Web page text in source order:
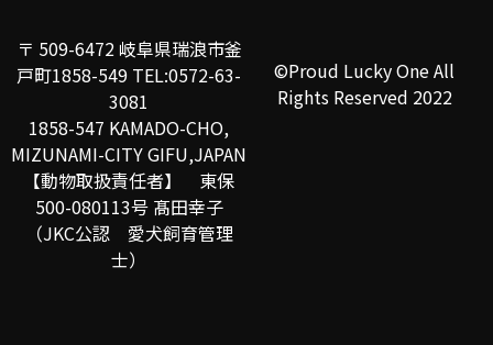
〒 509-6472 岐阜県瑞浪市釜
戸町1858-549 TEL:0572-63-
3081
1858-547 KAMADO-CHO,
MIZUNAMI-CITY GIFU,JAPAN
【動物取扱責任者】 東保
500-080113号 髙田幸子
（JKC公認 愛犬飼育管理
士）
©Proud Lucky One All
Rights Reserved 2022